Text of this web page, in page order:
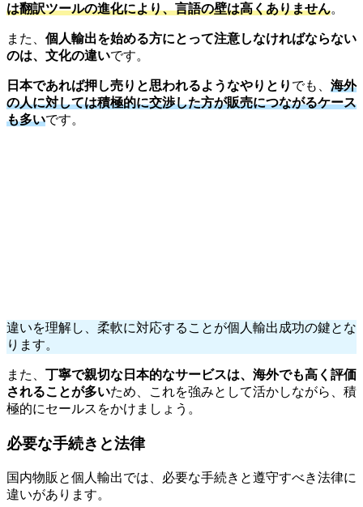
は翻訳ツールの進化により、言語の壁は高くありません。
また、 個人輸出を始める方にとって注意しなければならない
のは、文化の違いです。
日本であれば押し売りと思われるようなやりとり でも、 海外
の人に対しては積極的に交渉した方が販売につながるケース
も多いです。
違いを理解し、柔軟に対応することが個人輸出成功の鍵とな
ります。
また、 丁寧で親切な日本的なサービスは、海外でも高く評価
されることが多いため、これを強みとして活かしながら、積
極的にセールスをかけましょう。
必要な手続きと法律
国内物販と個人輸出では、必要な手続きと遵守すべき法律に
違いがあります。